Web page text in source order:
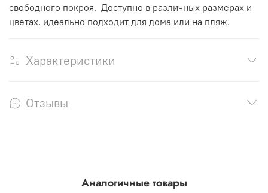
свободного покроя. Доступно в различных размерах и
цветах, идеально подходит для дома или на пляж.
Характеристики
Отзывы
Аналогичные товары